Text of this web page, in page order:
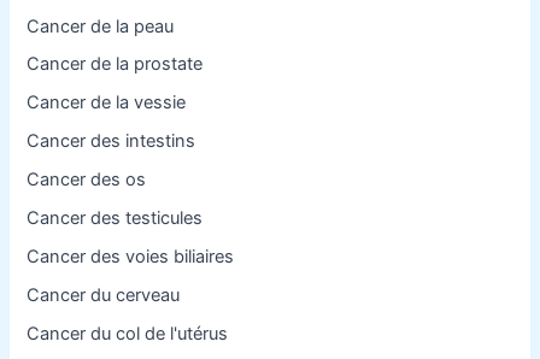
Cancer de la peau
Cancer de la prostate
Cancer de la vessie
Cancer des intestins
Cancer des os
Cancer des testicules
Cancer des voies biliaires
Cancer du cerveau
Cancer du col de l'utérus